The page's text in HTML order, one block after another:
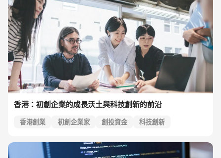
香港：初創企業的成長沃土與科技創新的前沿
香港創業 初創企業家 創投資金
科技創新